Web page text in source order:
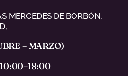
MERCEDES DE BORBÓN,
– MARZO)